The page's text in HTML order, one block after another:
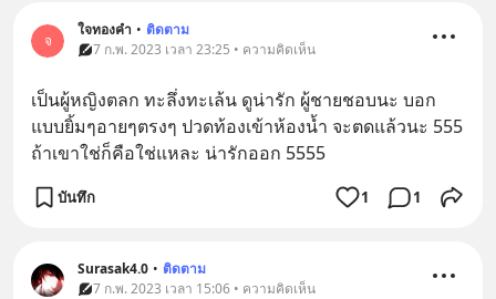
จ
ใจทองคำ • ติดตาม
7 ก.พ. 2023 เวลา 23:25 • ความคิดเห็น
เป็นผู้หญิงตลก ทะลึ่งทะเล้น ดูน่ารัก ผู้ชายชอบนะ บอก
แบบยิ้มๆอายๆตรงๆ ปวดท้องเข้าห้องน้ำ จะตดแล้วนะ 555
ถ้าเขาใช่ก็คือใช่แหละ น่ารักออก 5555
บันทึก 1 1
Surasak4.0 • ติดตาม
7 ก.พ. 2023 เวลา 15:06 • ความคิดเห็น